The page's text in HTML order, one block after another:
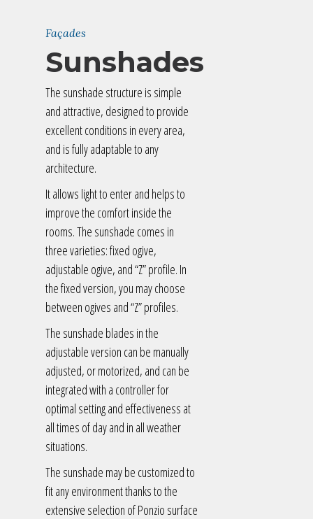
Façades
Sunshades
The sunshade structure is simple
and attractive, designed to provide
excellent conditions in every area,
and is fully adaptable to any
architecture.
It allows light to enter and helps to
improve the comfort inside the
rooms. The sunshade comes in
three varieties: fixed ogive,
adjustable ogive, and “Z” profile. In
the fixed version, you may choose
between ogives and “Z” profiles.
The sunshade blades in the
adjustable version can be manually
adjusted, or motorized, and can be
integrated with a controller for
optimal setting and effectiveness at
all times of day and in all weather
situations.
The sunshade may be customized to
fit any environment thanks to the
extensive selection of Ponzio surface